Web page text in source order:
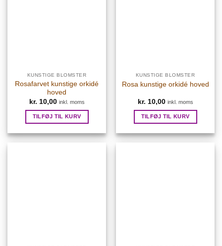
KUNSTIGE BLOMSTER
Rosafarvet kunstige orkidé
hoved
kr. 10,00 inkl. moms
TILFØJ TIL KURV
KUNSTIGE BLOMSTER
Rosa kunstige orkidé hoved
kr. 10,00 inkl. moms
TILFØJ TIL KURV